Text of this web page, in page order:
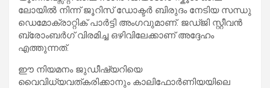
ലോയിൽ നിന്ന് ജൂറിസ് ഡോക്ടർ ബിരുദം നേടിയ സന്ധു
ഡെമോക്രാറ്റിക് പാർട്ടി അംഗവുമാണ്. ജഡ്ജി സ്റ്റീവൻ
ബ്രോംബർഗ് വിരമിച്ച ഒഴിവിലേക്കാണ് അദ്ദേഹം
എത്തുന്നത്.
ഈ നിയമനം ജുഡീഷ്യറിയെ
വൈവിധ്യവത്കരിക്കാനും കാലിഫോർണിയയിലെ